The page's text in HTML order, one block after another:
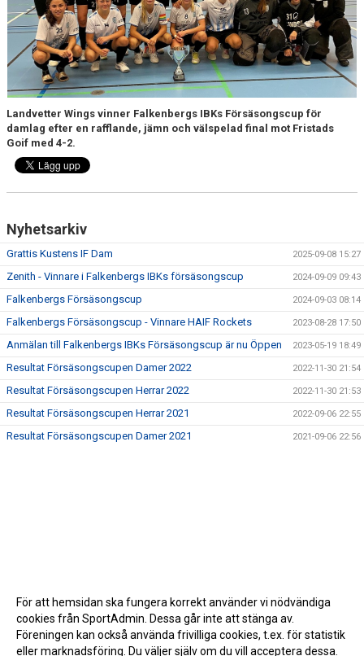
Landvetter Wings vinner Falkenbergs IBKs Försäsongscup för
damlag efter en rafflande, jämn och välspelad final mot Fristads
Goif med 4-2.
Nyhetsarkiv
Grattis Kustens IF Dam 2025-09-08 15:27
Zenith - Vinnare i Falkenbergs IBKs försäsongscup 2024-09-09 09:43
Falkenbergs Försäsongscup 2024-09-03 08:14
Falkenbergs Försäsongscup - Vinnare HAIF Rockets 2023-08-28 17:50
Anmälan till Falkenbergs IBKs Försäsongscup är nu Öppen 2023-05-19 18:49
Resultat Försäsongscupen Damer 2022 2022-11-30 21:54
Resultat Försäsongscupen Herrar 2022 2022-11-30 21:53
Resultat Försäsongscupen Herrar 2021 2022-09-06 22:55
Resultat Försäsongscupen Damer 2021 2021-09-06 22:56
För att hemsidan ska fungera korrekt använder vi nödvändiga
cookies från SportAdmin. Dessa går inte att stänga av.
Föreningen kan också använda frivilliga cookies, t.ex. för statistik
eller marknadsföring. Du väljer själv om du vill acceptera dessa.